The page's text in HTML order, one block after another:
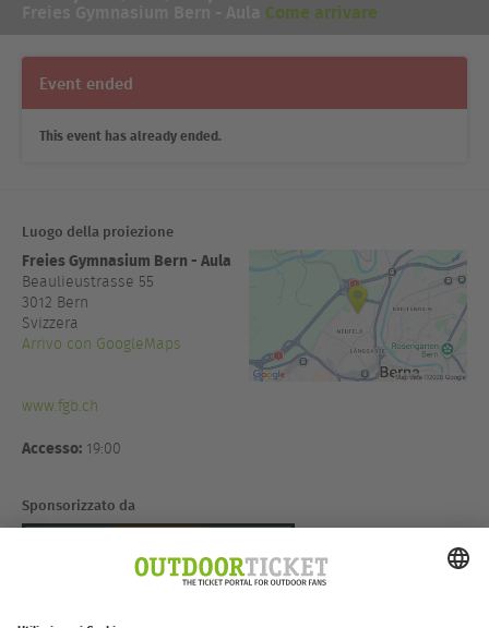
Come arrivare
Event ended
This event has already ended.
Luogo della proiezione
Freies Gymnasium Bern - Aula
Beaulieustrasse 55
3012 Bern
Svizzera
Arrivo con GoogleMaps
www.fgb.ch
Accesso: 19:00
Sponsorizzato da